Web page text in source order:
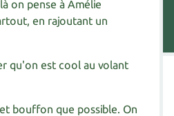
on pense à Amélie
en rajoutant un
qu'on est cool au volant
bouffon que possible. On